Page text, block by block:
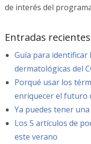
de interés del
Entradas recientes
Guía para identificar
dermatológicas del
Porqué usar los
enriquecer el futuro
Ya puedes tener
Los 5 artículos de
este verano